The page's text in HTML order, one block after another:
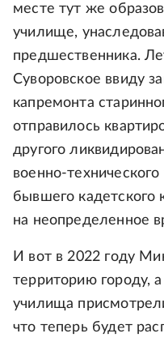
месте тут же
училище,
предшественника.
Суворовское ввиду
капремонта
отправилось
другого
военно-
бывшего кадетского
на неопределенное
И вот в 2022 году
территорию городу,
училища
что теперь будет